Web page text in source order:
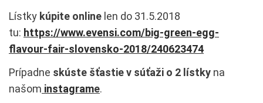
Lístky kúpite online len do 31.5.2018
tu: https://www.evensi.com/big-green-egg-
flavour-fair-slovensko-2018/240623474
Prípadne skúste šťastie v súťaži o 2 lístky na
našom instagrame.